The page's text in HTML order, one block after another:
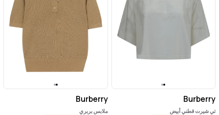
Burberry
تي شيرت قطني أبيض
Burberry
ملابس بربري